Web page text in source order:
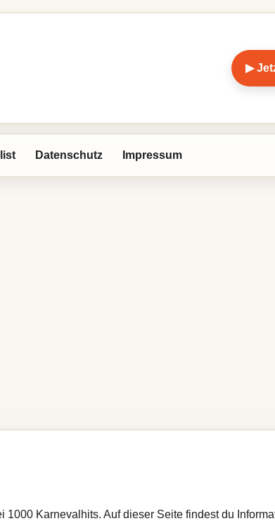
▶
Datenschutz Impressum
1000 Karnevalhits. Auf dieser Seite findest du